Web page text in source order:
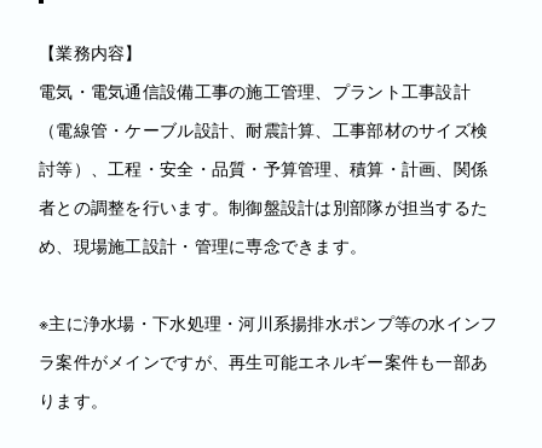
【業務内容】
電気・電気通信設備工事の施工管理、プラント工事設計
（電線管・ケーブル設計、耐震計算、工事部材のサイズ検
討等）、工程・安全・品質・予算管理、積算・計画、関係
者との調整を行います。制御盤設計は別部隊が担当するた
め、現場施工設計・管理に専念できます。
※主に浄水場・下水処理・河川系揚排水ポンプ等の水インフ
ラ案件がメインですが、再生可能エネルギー案件も一部あ
ります。